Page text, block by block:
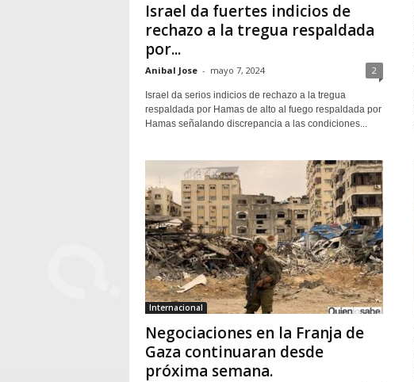
Israel da fuertes indicios de
rechazo a la tregua respaldada
por...
Anibal Jose - mayo 7, 2024 2
Israel da serios indicios de rechazo a la tregua
respaldada por Hamas de alto al fuego respaldada por
Hamas señalando discrepancia a las condiciones...
Internacional
Negociaciones en la Franja de
Gaza continuaran desde
próxima semana.